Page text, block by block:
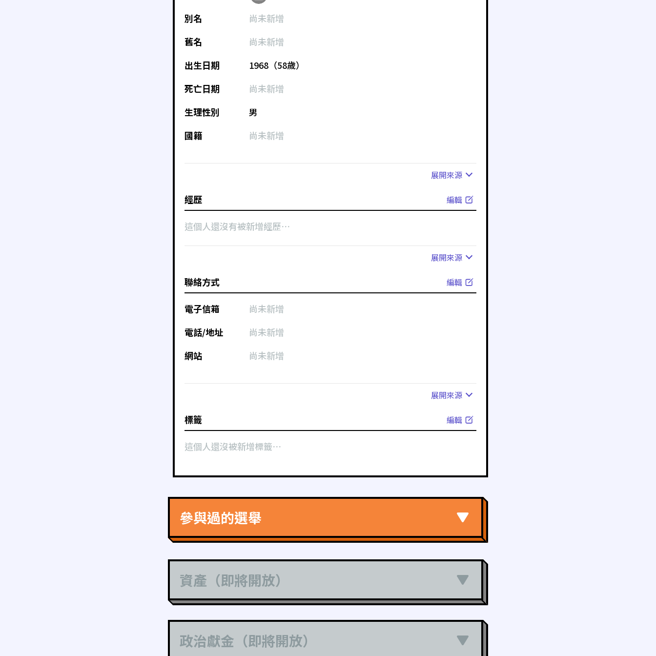
別名
尚未新增
舊名
尚未新增
出生日期
1968（58歲）
死亡日期
尚未新增
生理性別
男
國籍
尚未新增
展開來源
經歷 編輯
這個人還沒有被新增經歷⋯
展開來源
聯絡方式 編輯
電子信箱
尚未新增
電話/地址
尚未新增
網站
尚未新增
展開來源
標籤 編輯
這個人還沒被新增標籤⋯
參與過的選舉
資產（即將開放）
政治獻金（即將開放）